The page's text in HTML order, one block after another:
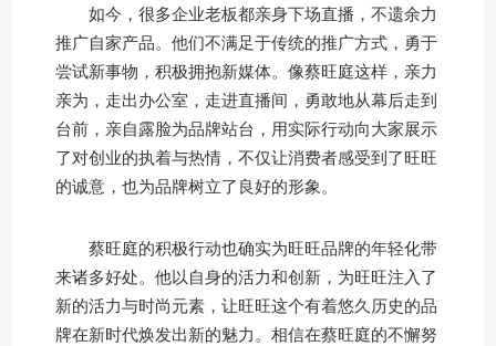
如今，很多企业老板都亲身下场直播，不遗余力
推广自家产品。他们不满足于传统的推广方式，勇于
尝试新事物，积极拥抱新媒体。像蔡旺庭这样，亲力
亲为，走出办公室，走进直播间，勇敢地从幕后走到
台前，亲自露脸为品牌站台，用实际行动向大家展示
了对创业的执着与热情，不仅让消费者感受到了旺旺
的诚意，也为品牌树立了良好的形象。
蔡旺庭的积极行动也确实为旺旺品牌的年轻化带
来诸多好处。他以自身的活力和创新，为旺旺注入了
新的活力与时尚元素，让旺旺这个有着悠久历史的品
牌在新时代焕发出新的魅力。相信在蔡旺庭的不懈努